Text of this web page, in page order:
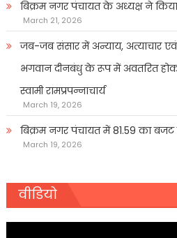
बिक्रम नगर पंचायत के अध्यक्ष ने
March 21, 2026
जब-जब संसार में अन्याय, अत्याचार
भगवान दीनबंधु के रूप में अवतरित
स्वामी रामप्रपन्नाचार्य
March 19, 2026
बिक्रम नगर पंचायत में 81.59 का बजट
March 19, 2026
वीडियो